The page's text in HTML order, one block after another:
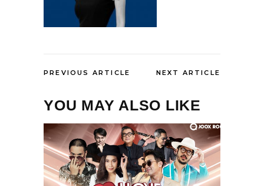
PREVIOUS ARTICLE NEXT ARTICLE
YOU MAY ALSO LIKE